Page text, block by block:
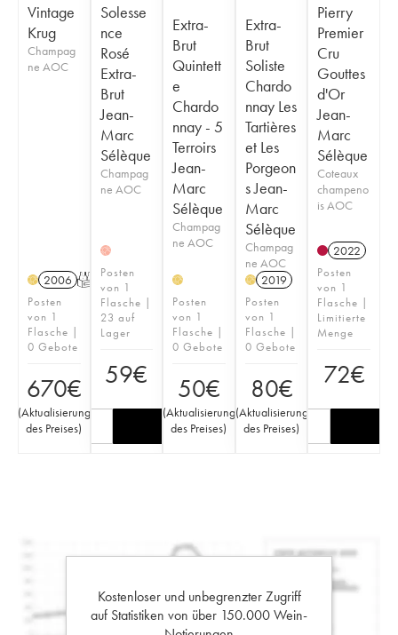
Vintage
Krug
Champag
ne AOC
H 2006 T
Posten
von 1
Flasche |
0 Gebote
670€
(Aktualisierung
des Preises)
Solesse
nce
Rosé
Extra-
Brut
Jean-
Marc
Sélèque
Champag
ne AOC
H
Posten
von 1
Flasche |
23 auf
Lager
59€
Extra-
Brut
Quintett
e
Chardo
nnay - 5
Terroirs
Jean-
Marc
Sélèque
Champag
ne AOC
H
Posten
von 1
Flasche |
0 Gebote
50€
(Aktualisierung
des Preises)
Extra-
Brut
Soliste
Chardo
nnay Les
Tartières
et Les
Porgeon
s Jean-
Marc
Sélèque
Champag
ne AOC
H 2019
Posten
von 1
Flasche |
0 Gebote
80€
(Aktualisierung
des Preises)
Pierry
Premier
Cru
Gouttes
d'Or
Jean-
Marc
Sélèque
Coteaux
champeno
is AOC
2022
Posten
von 1
Flasche |
Limitierte
Menge
72€
Kostenloser und unbegrenzter Zugriff
auf Statistiken von über 150.000 Wein-